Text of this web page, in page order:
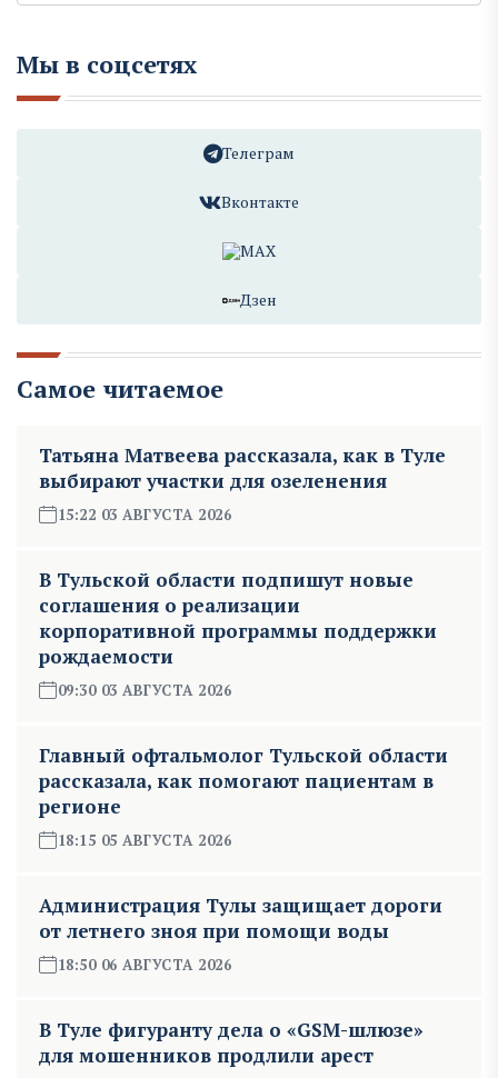
Мы в соцсетях
Телеграм
Вконтакте
MAX
Дзен
Самое читаемое
Татьяна Матвеева рассказала, как в Туле
выбирают участки для озеленения
15:22 03 АВГУСТА 2026
В Тульской области подпишут новые
соглашения о реализации
корпоративной программы поддержки
рождаемости
09:30 03 АВГУСТА 2026
Главный офтальмолог Тульской области
рассказала, как помогают пациентам в
регионе
18:15 05 АВГУСТА 2026
Администрация Тулы защищает дороги
от летнего зноя при помощи воды
18:50 06 АВГУСТА 2026
В Туле фигуранту дела о «GSM-шлюзе»
для мошенников продлили арест